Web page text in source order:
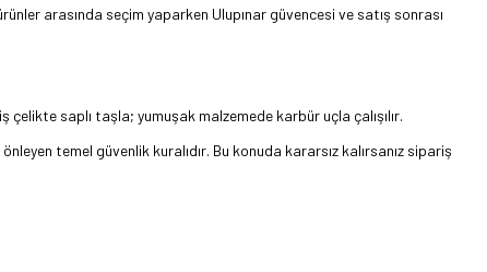
arasında seçim yaparken Ulupınar güvencesi ve satış sonrası
saplı taşla; yumuşak malzemede karbür uçla çalışılır.
temel güvenlik kuralıdır. Bu konuda kararsız kalırsanız sipariş